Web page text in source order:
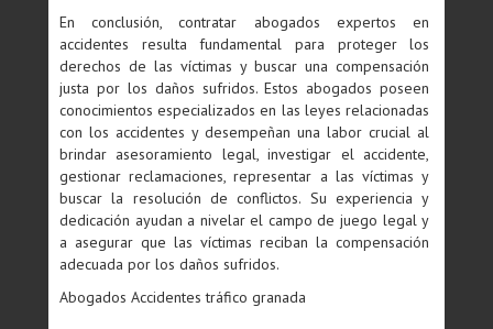
En conclusión, contratar abogados expertos en
accidentes resulta fundamental para proteger los
derechos de las víctimas y buscar una compensación
justa por los daños sufridos. Estos abogados poseen
conocimientos especializados en las leyes relacionadas
con los accidentes y desempeñan una labor crucial al
brindar asesoramiento legal, investigar el accidente,
gestionar reclamaciones, representar a las víctimas y
buscar la resolución de conflictos. Su experiencia y
dedicación ayudan a nivelar el campo de juego legal y
a asegurar que las víctimas reciban la compensación
adecuada por los daños sufridos.
Abogados Accidentes tráfico granada